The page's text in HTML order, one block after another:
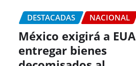
DESTACADAS NACIONAL
México exigirá a EUA
entregar bienes